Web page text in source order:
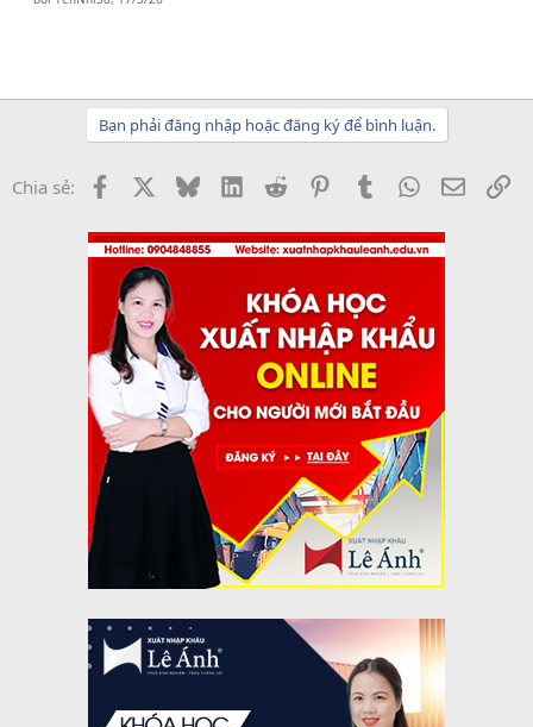
Bạn phải đăng nhập hoặc đăng ký để bình luận.
Chia sẻ: Facebook BlueskyLinkedInReddit PinterestTumblrWhatsApp
Email